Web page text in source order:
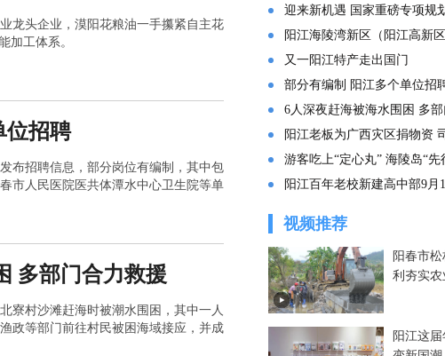
龙头企业，漠阳花粮油一手攥紧自主花
加工体系。
位招聘
布招聘信息，部分岗位有编制，其中包
市人民医院医共体潭水中心卫生院等单
多部门合力救援
寮村沙滩赶海时被潮水围困，其中一人
政等部门前往村民被困海域接应，并成
迎来新机遇 国家重磅专项规
阳江海陵湾新区（阳江高新区）一
又一阳江特产走出国门
部分有编制 阳江多个单位招
6人深夜赶海被海水围困 多
阳江老板为广西灾区捐物资 司机空
游客吃上“定心丸” 海陵岛“先
阳江百年老校新建高中部9月1日
视频推荐
阳春市
利夯实农
阳江这